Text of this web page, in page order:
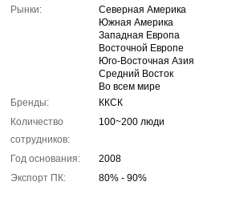
Рынки:
Северная Америка
Южная Америка
Западная Европа
Восточной Европе
Юго-Восточная Азия
Средний Восток
Во всем мире
Бренды:
ККСК
Количество
сотрудников:
100~200 люди
Год основания:
2008
Экспорт ПК:
80% - 90%